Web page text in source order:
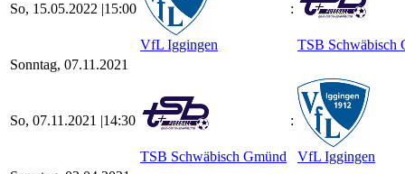
So, 15.05.2022 |15:00
VfL Iggingen
:
TSB Schwäbisch
Sonntag, 07.11.2021
So, 07.11.2021 |14:30
TSB Schwäbisch Gmünd
:
VfL Iggingen